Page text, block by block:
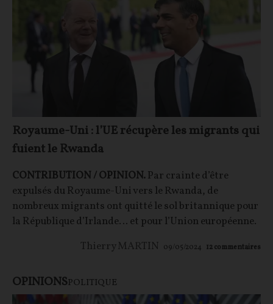
Royaume-Uni : l’UE récupère les migrants qui
fuient le Rwanda
CONTRIBUTION / OPINION.Par crainte d’être
expulsés du Royaume-Uni vers le Rwanda, de
nombreux migrants ont quitté le sol britannique pour
la République d’Irlande… et pour l’Union européenne.
Thierry MARTIN 09/05/2024 12commentaires
OPINIONSPOLITIQUE